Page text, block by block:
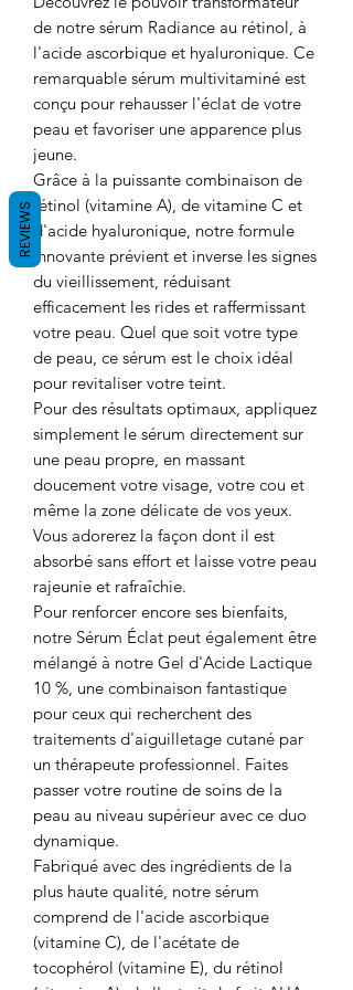
de notre sérum Radiance au rétinol, à
l'acide ascorbique et hyaluronique. Ce
remarquable sérum multivitaminé est
conçu pour rehausser l'éclat de votre
peau et favoriser une apparence plus
jeune.
Grâce à la puissante combinaison de
rétinol (vitamine A), de vitamine C et
d'acide hyaluronique, notre formule
innovante prévient et inverse les signes
du vieillissement, réduisant
efficacement les rides et raffermissant
votre peau. Quel que soit votre type
de peau, ce sérum est le choix idéal
pour revitaliser votre teint.
Pour des résultats optimaux, appliquez
simplement le sérum directement sur
une peau propre, en massant
doucement votre visage, votre cou et
même la zone délicate de vos yeux.
Vous adorerez la façon dont il est
absorbé sans effort et laisse votre peau
rajeunie et rafraîchie.
Pour renforcer encore ses bienfaits,
notre Sérum Éclat peut également être
mélangé à notre Gel d'Acide Lactique
10 %, une combinaison fantastique
pour ceux qui recherchent des
traitements d'aiguilletage cutané par
un thérapeute professionnel. Faites
passer votre routine de soins de la
peau au niveau supérieur avec ce duo
dynamique.
Fabriqué avec des ingrédients de la
plus haute qualité, notre sérum
comprend de l'acide ascorbique
(vitamine C), de l'acétate de
tocophérol (vitamine E), du rétinol
REVIEWS